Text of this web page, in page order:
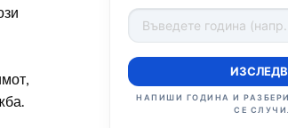
НАПИШИ ГОДИНА И
СЕ